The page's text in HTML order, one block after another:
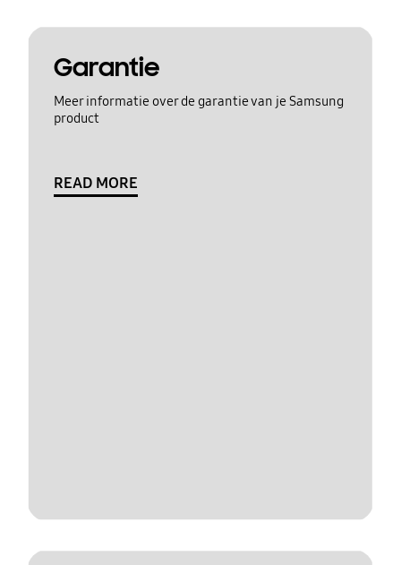
Garantie
Meer informatie over de garantie van je Samsung
product
READ MORE